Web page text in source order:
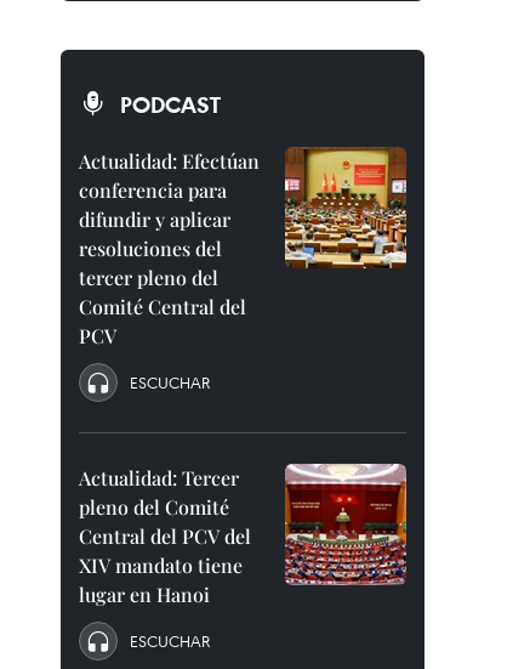
PODCAST
Actualidad: Efectúan
conferencia para
difundir y aplicar
resoluciones del
tercer pleno del
Comité Central del
PCV
ESCUCHAR
Actualidad: Tercer
pleno del Comité
Central del PCV del
XIV mandato tiene
lugar en Hanoi
ESCUCHAR